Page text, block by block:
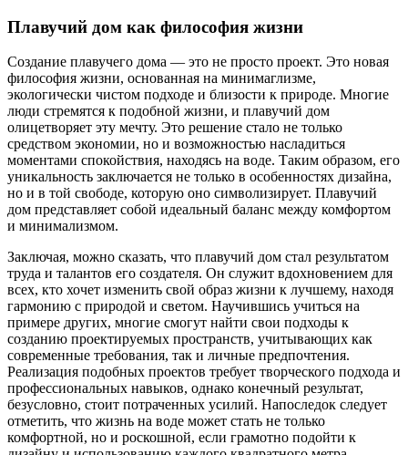
Плавучий дом как философия жизни
Создание плавучего дома — это не просто проект. Это новая
философия жизни, основанная на минимаглизме,
экологически чистом подходе и близости к природе. Многие
люди стремятся к подобной жизни, и плавучий дом
олицетворяет эту мечту. Это решение стало не только
средством экономии, но и возможностью насладиться
моментами спокойствия, находясь на воде. Таким образом, его
уникальность заключается не только в особенностях дизайна,
но и в той свободе, которую оно символизирует. Плавучий
дом представляет собой идеальный баланс между комфортом
и минимализмом.
Заключая, можно сказать, что плавучий дом стал результатом
труда и талантов его создателя. Он служит вдохновением для
всех, кто хочет изменить свой образ жизни к лучшему, находя
гармонию с природой и светом. Научившись учиться на
примере других, многие смогут найти свои подходы к
созданию проектируемых пространств, учитывающих как
современные требования, так и личные предпочтения.
Реализация подобных проектов требует творческого подхода и
профессиональных навыков, однако конечный результат,
безусловно, стоит потраченных усилий. Напоследок следует
отметить, что жизнь на воде может стать не только
комфортной, но и роскошной, если грамотно подойти к